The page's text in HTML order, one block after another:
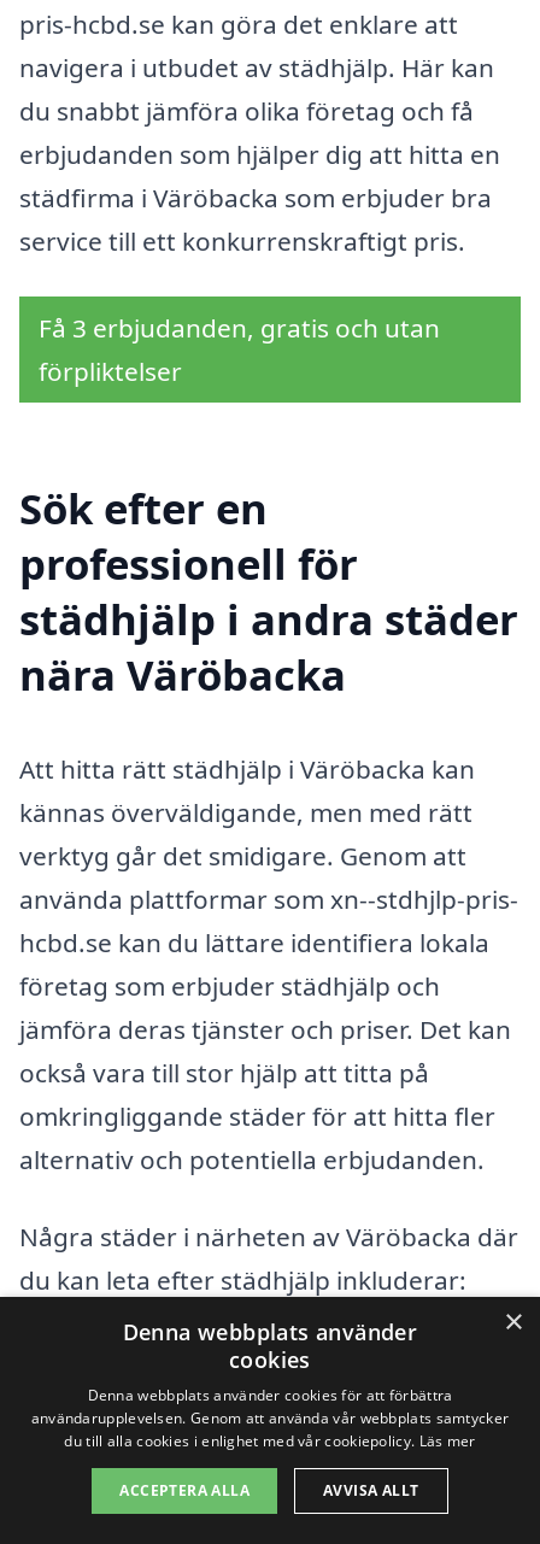
pris-hcbd.se kan göra det enklare att
navigera i utbudet av städhjälp. Här kan
du snabbt jämföra olika företag och få
erbjudanden som hjälper dig att hitta en
städfirma i Väröbacka som erbjuder bra
service till ett konkurrenskraftigt pris.
Få 3 erbjudanden, gratis och utan
förpliktelser
Sök efter en
professionell för
städhjälp i andra städer
nära Väröbacka
Att hitta rätt städhjälp i Väröbacka kan
kännas överväldigande, men med rätt
verktyg går det smidigare. Genom att
använda plattformar som xn--stdhjlp-pris-
hcbd.se kan du lättare identifiera lokala
företag som erbjuder städhjälp och
jämföra deras tjänster och priser. Det kan
också vara till stor hjälp att titta på
omkringliggande städer för att hitta fler
alternativ och potentiella erbjudanden.
Några städer i närheten av Väröbacka där
du kan leta efter städhjälp inkluderar:
Kungsäter
Limmared
×
Denna webbplats använder
cookies
Denna webbplats använder cookies för att förbättra
användarupplevelsen. Genom att använda vår webbplats samtycker
du till alla cookies i enlighet med vår cookiepolicy. Läs mer
ACCEPTERA ALLA AVVISA ALLT